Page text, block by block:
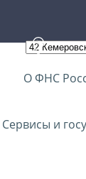
О ФНС
Сервисы и